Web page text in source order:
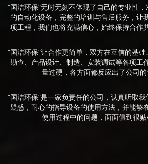
"国洁环保"无时无刻不体现了自己的专业性
的自动化设备，完整的培训与售后服务，让
项工程，我们也将充满信心，始终保持合作
"国洁环保"让合作更简单，双方在互信的基
勘查、产品设计、制造、安装调试等各项工
量过硬，各方面都反应出了公司的
"国洁环保"是一家负责任的公司，认真听取
疑惑，耐心的指导设备的使用方法，并能够
使用过程中的问题，面面俱到很贴